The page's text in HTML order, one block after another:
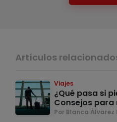
Artículos
Viajes
¿Qué pasa si
Consejos
Por Blanca Álvarez